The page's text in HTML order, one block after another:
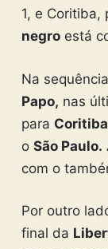
1, e Coritiba,
negroestá
Na
Papo, nas
para
o São Paulo.
com o
Por outro
final da